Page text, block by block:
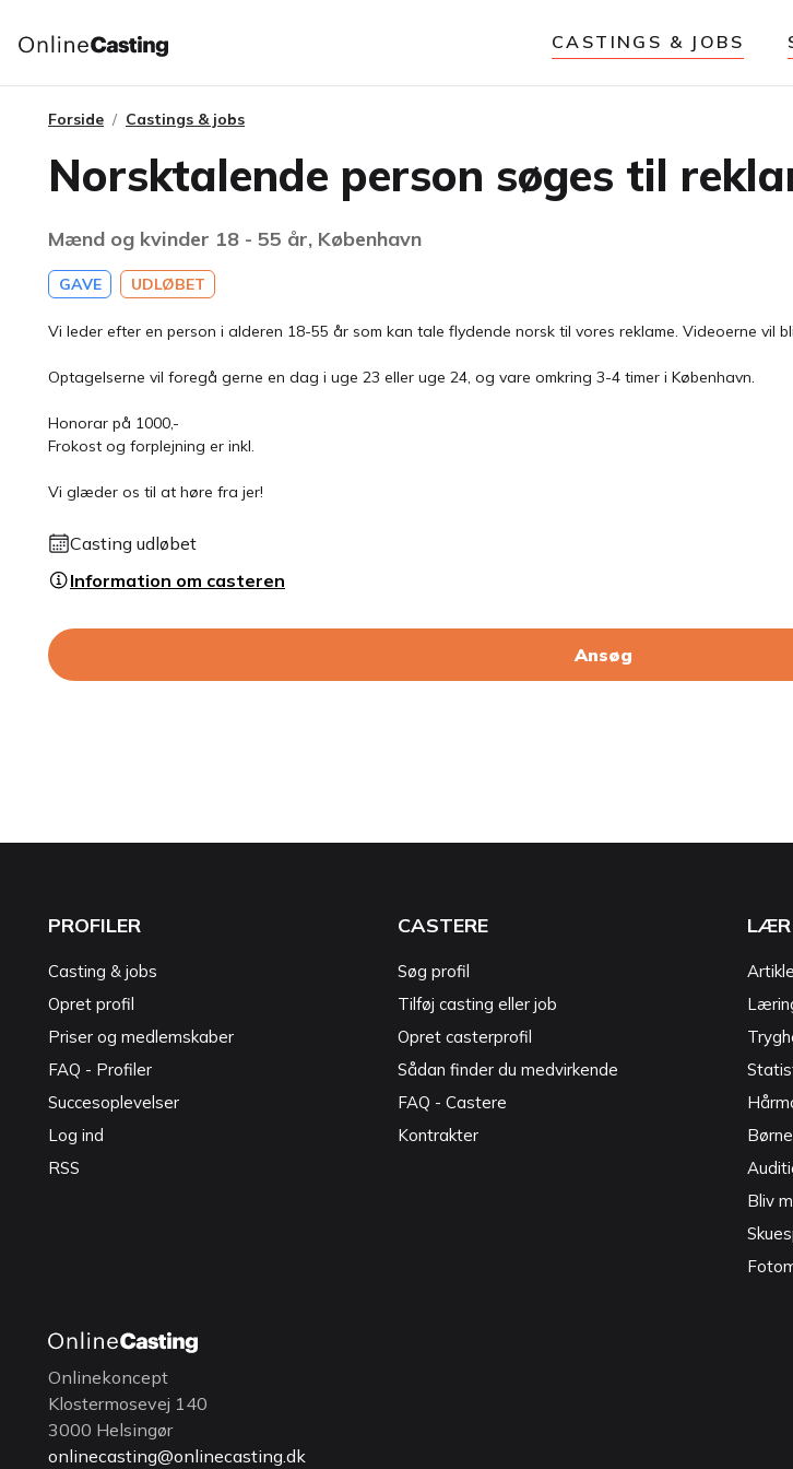
CASTINGS & JOBS
Forside Castings & jobs
Norsktalende person søges til
Mænd og kvinder 18 - 55 år, København
GAVE UDLØBET
Vi leder efter en person i alderen 18-55 år som kan tale flydende norsk til vores reklame. Videoerne vil
Optagelserne vil foregå gerne en dag i uge 23 eller uge 24, og vare omkring 3-4 timer i København.
Honorar på 1000,-
Frokost og forplejning er inkl.
Vi glæder os til at høre fra jer!
Casting udløbet
Information om casteren
Ansøg
PROFILER
Casting & jobs
Opret profil
Priser og medlemskaber
FAQ - Profiler
Succesoplevelser
Log ind
RSS
CASTERE
Søg profil
Tilføj casting eller job
Opret casterprofil
Sådan finder du medvirkende
FAQ - Castere
Kontrakter
LÆR
Bliv
Onlinekoncept
Klostermosevej 140
3000 Helsingør
onlinecasting@onlinecasting.dk